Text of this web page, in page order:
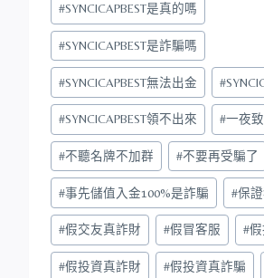
#SYNCICAPBEST是真的嗎
#SYNCICAPBEST是詐騙嗎
#SYNCICAPBEST無法出金 #
#SYNCICAPBEST領不出來 #一夜
#不聽名牌不加群 #不要再受騙了
#事先儲值入金100%是詐騙 #保證
#假交友真詐財 #假冒客服 #
#假投資真詐財 #假投資真詐騙